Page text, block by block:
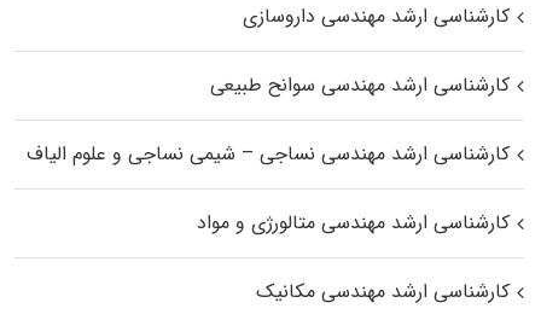
کارشناسی ارشد مهندسی داروسازی
کارشناسی ارشد مهندسی سوانح طبیعی
کارشناسی ارشد مهندسی نساجی – شیمی نساجی و علوم الیاف
کارشناسی ارشد مهندسی متالورژی و مواد
کارشناسی ارشد مهندسی مکانیک